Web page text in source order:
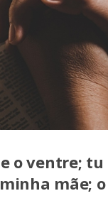
o ventre; tu
mãe;